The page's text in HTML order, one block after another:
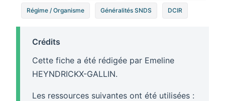
Régime / Organisme Généralités SNDS DCIR
Crédits
Cette fiche a été rédigée par Emeline
HEYNDRICKX-GALLIN.
Les ressources suivantes ont été utilisées :